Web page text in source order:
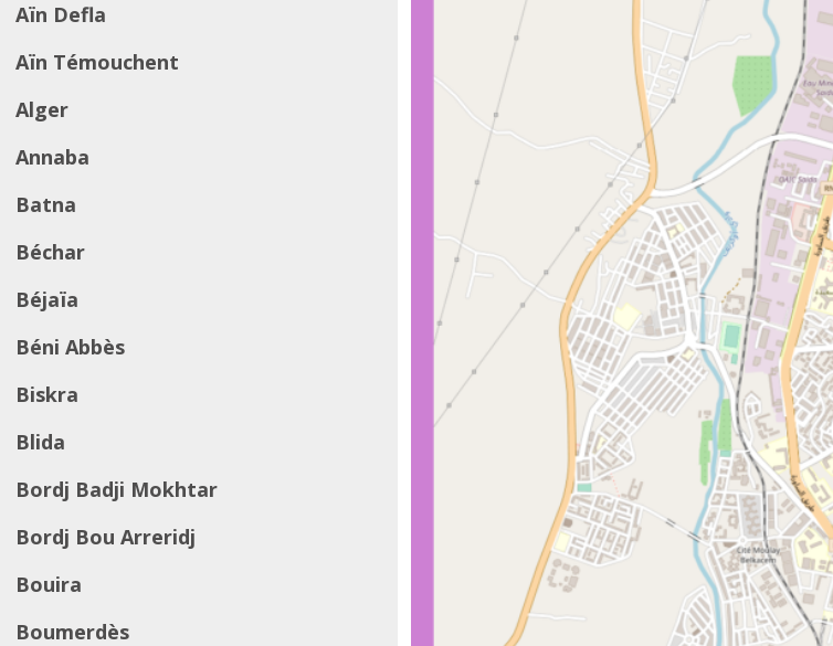
Aïn Defla
Aïn Témouchent
Alger
Annaba
Batna
Béchar
Béjaïa
Béni Abbès
Biskra
Blida
Bordj Badji Mokhtar
Bordj Bou Arreridj
Bouira
Boumerdès